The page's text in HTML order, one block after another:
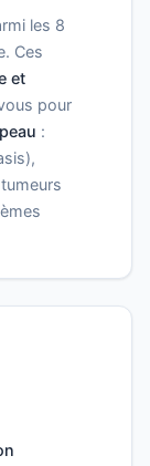
les 8
Ces
et
pour
: